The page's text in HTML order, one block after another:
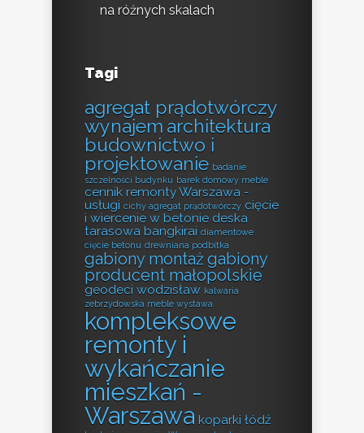
na różnych skalach
Tagi
agregat prądotwórczy
wynajem architektura
budownictwo i
projektowanie badanie
szczelności budynku barek domowy meble
cennik remonty Warszawa -
usługi cichy agregat prądotwórczy cięcie
i wiercenie w betonie deska
tarasowa bangkirai diamentowe
cięcie betonu drewniana podbitka
gabiony montażgabiony
producent małopolskie
geodeci wodzisław kalwaria
zebrzydowska meble wystawa
kompleksowe
remonty i
wykańczanie
mieszkań -
Warszawa koparki łódź